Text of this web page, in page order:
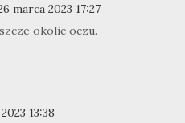
marca 2023 17:27
okolic oczu.
13:38